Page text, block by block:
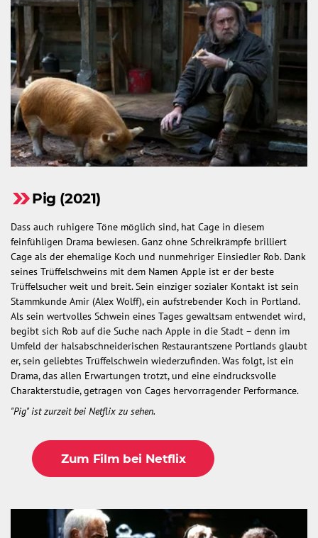
Pig (2021)
Dass auch ruhigere Töne möglich sind, hat Cage in diesem
feinfühligen Drama bewiesen. Ganz ohne Schreikrämpfe brilliert
Cage als der ehemalige Koch und nunmehriger Einsiedler Rob. Dank
seines Trüffelschweins mit dem Namen Apple ist er der beste
Trüffelsucher weit und breit. Sein einziger sozialer Kontakt ist sein
Stammkunde Amir (Alex Wolff), ein aufstrebender Koch in Portland.
Als sein wertvolles Schwein eines Tages gewaltsam entwendet wird,
begibt sich Rob auf die Suche nach Apple in die Stadt – denn im
Umfeld der halsabschneiderischen Restaurantszene Portlands glaubt
er, sein geliebtes Trüffelschwein wiederzufinden. Was folgt, ist ein
Drama, das allen Erwartungen trotzt, und eine eindrucksvolle
Charakterstudie, getragen von Cages hervorragender Performance.
"Pig" ist zurzeit bei Netflix zu sehen.
Zum Film bei Netflix